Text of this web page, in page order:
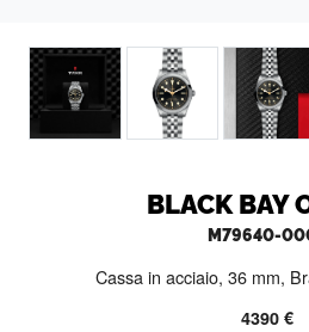
BLACK BAY
M79640-
Cassa in acciaio, 36 mm,
4390 €